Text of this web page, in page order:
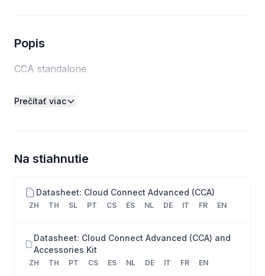
Popis
CCA standalone
Prečítať viac
Na stiahnutie
Datasheet: Cloud Connect Advanced (CCA)
ZH TH SL PT CS ES NL DE IT FR EN
Datasheet: Cloud Connect Advanced (CCA) and
Accessories Kit
ZH TH PT CS ES NL DE IT FR EN